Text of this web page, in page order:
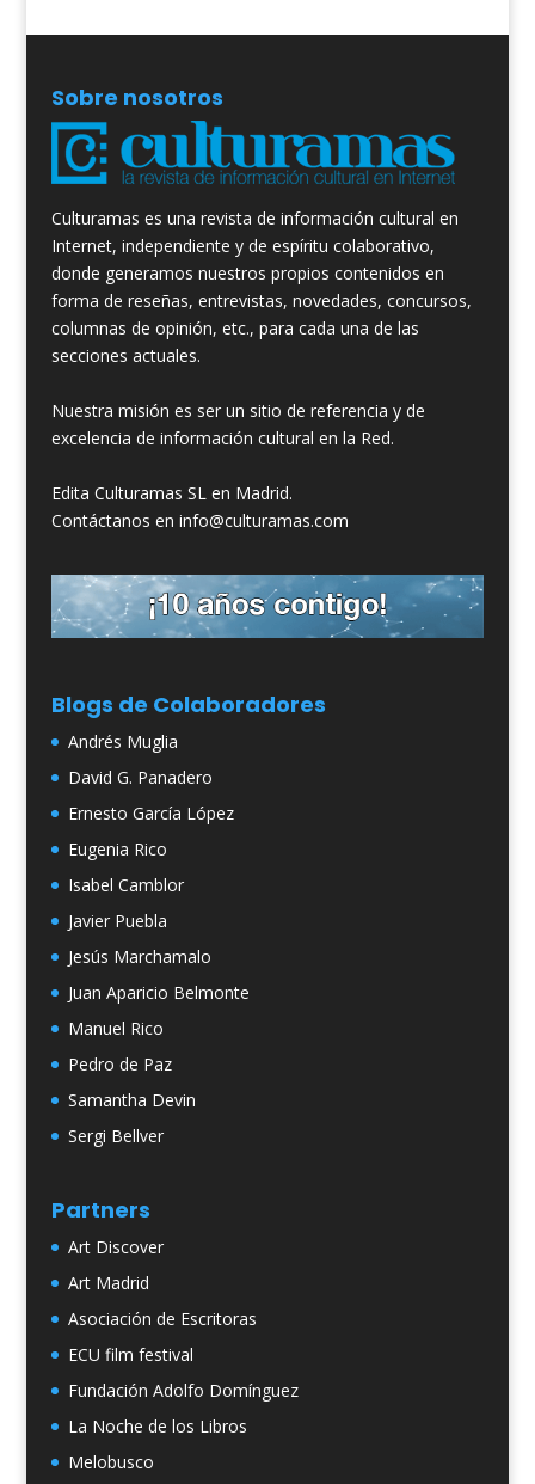
Sobre nosotros
Culturamas es una revista de información cultural en
Internet, independiente y de espíritu colaborativo,
donde generamos nuestros propios contenidos en
forma de reseñas, entrevistas, novedades, concursos,
columnas de opinión, etc., para cada una de las
secciones actuales.
Nuestra misión es ser un sitio de referencia y de
excelencia de información cultural en la Red.
Edita Culturamas SL en Madrid.
Contáctanos en info@culturamas.com
Blogs de Colaboradores
Andrés Muglia
David G. Panadero
Ernesto García López
Eugenia Rico
Isabel Camblor
Javier Puebla
Jesús Marchamalo
Juan Aparicio Belmonte
Manuel Rico
Pedro de Paz
Samantha Devin
Sergi Bellver
Partners
Art Discover
Art Madrid
Asociación de Escritoras
ECU film festival
Fundación Adolfo Domínguez
La Noche de los Libros
Melobusco